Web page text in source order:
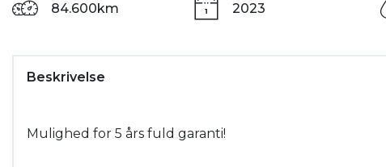
84.600km 2023
Beskrivelse
Mulighed for 5 års fuld garanti!